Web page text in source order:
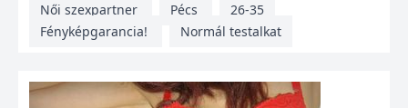
Női szexpartner Pécs
26-35
Fényképgarancia!
Normál testalkat